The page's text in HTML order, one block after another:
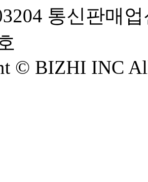
통신판매
© BIZHI INC